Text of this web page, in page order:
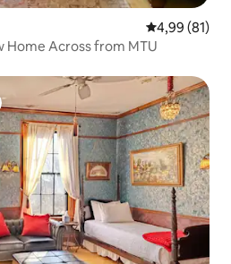
Gemiddelde
4,99 (81)
Across from MTU